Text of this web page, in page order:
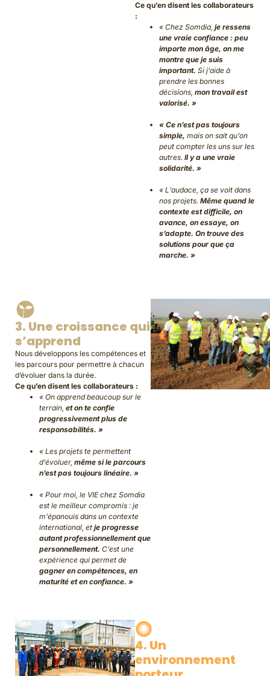
Ce qu’en disent les collaborateurs
:
« Chez Somdia, je ressens
une vraie confiance : peu
importe mon âge, on me
montre que je suis
important. Si j’aide à
prendre les bonnes
décisions, mon travail est
valorisé. »
« Ce n’est pas toujours
simple, mais on sait qu’on
peut compter les uns sur les
autres. Il y a une vraie
solidarité. »
« L’audace, ça se voit dans
nos projets. Même quand le
contexte est difficile, on
avance, on essaye, on
s’adapte. On trouve des
solutions pour que ça
marche. »
3. Une croissance qui
s’apprend
Nous développons les compétences et
les parcours pour permettre à chacun
d’évoluer dans la durée.
Ce qu’en disent les collaborateurs :
« On apprend beaucoup sur le
terrain, et on te confie
progressivement plus de
responsabilités. »
« Les projets te permettent
d’évoluer, même si le parcours
n’est pas toujours linéaire. »
« Pour moi, le VIE chez Somdia
est le meilleur compromis : je
m’épanouis dans un contexte
international, et je progresse
autant professionnellement que
personnellement. C’est une
expérience qui permet de
gagner en compétences, en
maturité et en confiance. »
4. Un
environnement